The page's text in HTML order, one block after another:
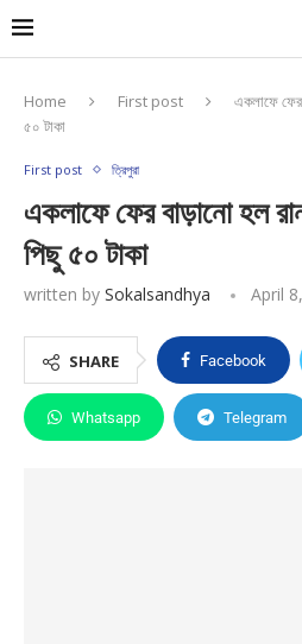
Home First post
একলাফে ফের
৫০ টাকা
First post ত্রিপুরা
একলাফে ফের বাড়ানো হল
পিছু ৫০ টাকা
written by Sokalsandhya April
SHARE Facebook
Whatsapp Telegram